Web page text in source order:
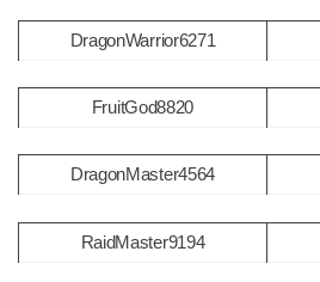
DragonWarrior6271
FruitGod8820
DragonMaster4564
RaidMaster9194